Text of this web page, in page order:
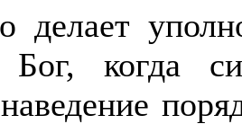
делает
когда